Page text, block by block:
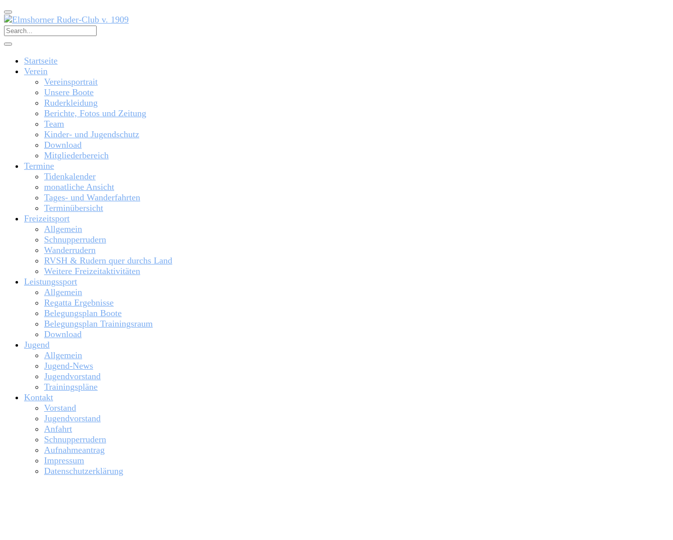
Startseite
Verein
Vereinsportrait
Unsere Boote
Ruderkleidung
Berichte, Fotos und Zeitung
Team
Kinder- und Jugendschutz
Download
Mitgliederbereich
Termine
Tidenkalender
monatliche Ansicht
Tages- und Wanderfahrten
Terminübersicht
Freizeitsport
Allgemein
Schnupperrudern
Wanderrudern
RVSH & Rudern quer durchs Land
Weitere Freizeitaktivitäten
Leistungssport
Allgemein
Regatta Ergebnisse
Belegungsplan Boote
Belegungsplan Trainingsraum
Download
Jugend
Allgemein
Jugend-News
Jugendvorstand
Trainingspläne
Kontakt
Vorstand
Jugendvorstand
Anfahrt
Schnupperrudern
Aufnahmeantrag
Impressum
Datenschutzerklärung